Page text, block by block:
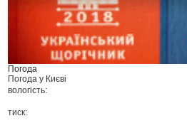
Погода
Погода у Києві
вологість:
тиск: